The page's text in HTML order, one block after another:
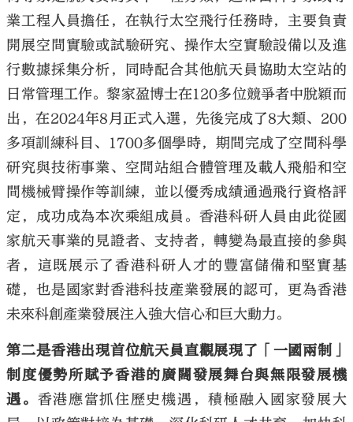
業工程人員擔任，在執行太空飛行任務時，主要負責
開展空間實驗或試驗研究、操作太空實驗設備以及進
行數據採集分析，同時配合其他航天員協助太空站的
日常管理工作。黎家盈博士在120多位競爭者中脫穎而
出，在2024年8月正式入選，先後完成了8大類、200
多項訓練科目、1700多個學時，期間完成了空間科學
研究與技術事業、空間站組合體管理及載人飛船和空
間機械臂操作等訓練，並以優秀成績通過飛行資格評
定，成功成為本次乘組成員。香港科研人員由此從國
家航天事業的見證者、支持者，轉變為最直接的參與
者，這既展示了香港科研人才的豐富儲備和堅實基
礎，也是國家對香港科技產業發展的認可，更為香港
未來科創產業發展注入強大信心和巨大動力。
第二是香港出現首位航天員直觀展現了 一國兩制 」
制度優勢所賦予香港的廣闊發展舞台與無限發展機
遇。 香港應當抓住歷史機遇，積極融入國家發展大